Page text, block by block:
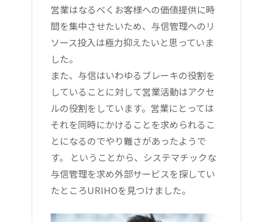
営業はなるべくお客様への価値提供に時
間を集中させたいため、与信管理へのリ
ソース投入は極力抑えたいと思っていま
した。
また、与信はいわゆるブレーキの役割を
していることに対して営業活動はアクセ
ルの役割をしています。営業にとっては
それを同時にかけることを求められるこ
とになるのでやり難さがあったようで
す。 ということから、システマチックな
与信管理を求め外部サービスを探してい
たところURIHOを見つけました。